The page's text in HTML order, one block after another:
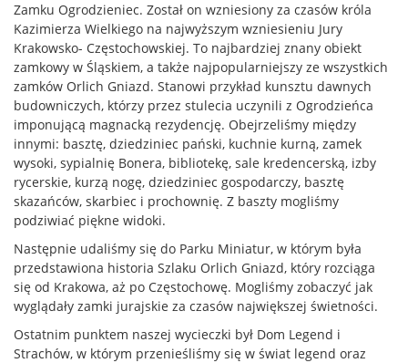
Zamku Ogrodzieniec. Został on wzniesiony za czasów króla
Kazimierza Wielkiego na najwyższym wzniesieniu Jury
Krakowsko- Częstochowskiej. To najbardziej znany obiekt
zamkowy w Śląskiem, a także najpopularniejszy ze wszystkich
zamków Orlich Gniazd. Stanowi przykład kunsztu dawnych
budowniczych, którzy przez stulecia uczynili z Ogrodzieńca
imponującą magnacką rezydencję. Obejrzeliśmy między
innymi: basztę, dziedziniec pański, kuchnie kurną, zamek
wysoki, sypialnię Bonera, bibliotekę, sale kredencerską, izby
rycerskie, kurzą nogę, dziedziniec gospodarczy, basztę
skazańców, skarbiec i prochownię. Z baszty mogliśmy
podziwiać piękne widoki.
Następnie udaliśmy się do Parku Miniatur, w którym była
przedstawiona historia Szlaku Orlich Gniazd, który rozciąga
się od Krakowa, aż po Częstochowę. Mogliśmy zobaczyć jak
wyglądały zamki jurajskie za czasów największej świetności.
Ostatnim punktem naszej wycieczki był Dom Legend i
Strachów, w którym przenieśliśmy się w świat legend oraz